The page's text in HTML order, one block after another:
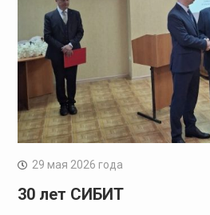
29 мая 2026 года
30 лет СИБИТ